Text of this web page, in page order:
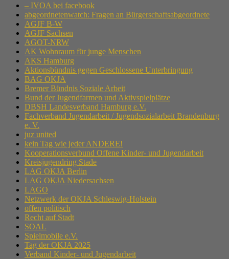
– IVOA bei facebook
abgeordnetenwatch: Fragen an Bürgerschaftsabgeordnete
AGJF B-W
AGJF Sachsen
AGOT-NRW
AK Wohnraum für junge Menschen
AKS Hamburg
Aktionsbündnis gegen Geschlossene Unterbringung
BAG OKJA
Bremer Bündnis Soziale Arbeit
Bund der Jugendfarmen und Aktivspielplätze
DBSH Landesverband Hamburg e.V.
Fachverband Jugendarbeit / Jugendsozialarbeit Brandenburg
e. V.
juz united
kein Tag wie jeder ANDERE!
Kooperationsverbund Offene Kinder- und Jugendarbeit
Kreisjugendring Stade
LAG OKJA Berlin
LAG OKJA Niedersachsen
LAGO
Netzwerk der OKJA Schleswig-Holstein
offen politisch
Recht auf Stadt
SOAL
Spielmobile e.V.
Tag der OKJA 2025
Verband Kinder- und Jugendarbeit